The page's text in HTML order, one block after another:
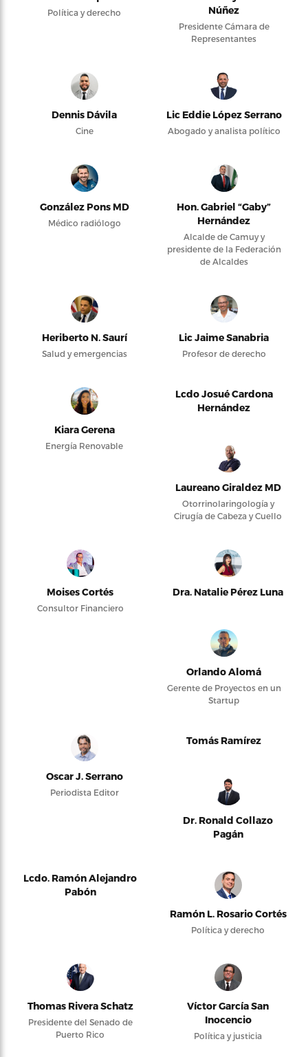
Política y derecho
Núñez
Presidente Cámara de
Representantes
Dennis Dávila
Cine
Lic Eddie López Serrano
Abogado y analista político
González Pons MD
Médico radiólogo
Hon. Gabriel “Gaby”
Hernández
Alcalde de Camuy y
presidente de la Federación
de Alcaldes
Heriberto N. Saurí
Salud y emergencias
Lic Jaime Sanabria
Profesor de derecho
Kiara Gerena
Energía Renovable
Lcdo Josué Cardona
Hernández
Laureano Giraldez MD
Otorrinolaringología y
Cirugía de Cabeza y Cuello
Moises Cortés
Consultor Financiero
Dra. Natalie Pérez Luna
Orlando Alomá
Gerente de Proyectos en un
Startup
Oscar J. Serrano
Periodista Editor
Tomás Ramírez
Dr. Ronald Collazo
Pagán
Lcdo. Ramón Alejandro
Pabón
Ramón L. Rosario Cortés
Política y derecho
Thomas Rivera Schatz
Presidente del Senado de
Puerto Rico
Víctor García San
Inocencio
Política y justicia